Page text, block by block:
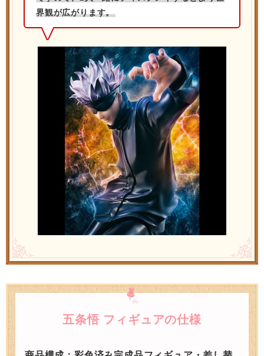
界観が広がります。
五条悟 フィギュアの仕様